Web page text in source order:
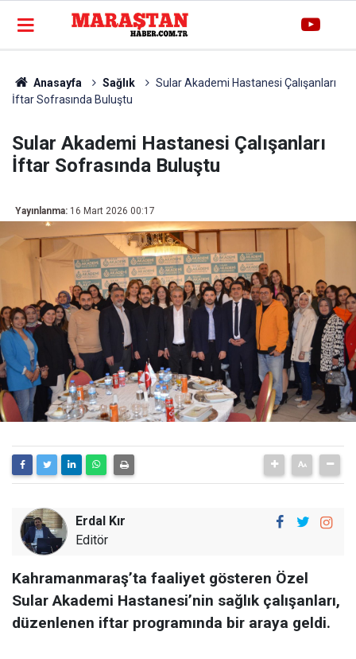
Anasayfa Sağlık
Sular Akademi Hastanesi Çalışanları
İftar Sofrasında Buluştu
Sular Akademi Hastanesi Çalışanları
İftar Sofrasında Buluştu
Yayınlanma: 16 Mart 2026 00:17
Erdal Kır
Editör
Kahramanmaraş’ta faaliyet gösteren Özel
Sular Akademi Hastanesi’nin sağlık çalışanları,
düzenlenen iftar programında bir araya geldi.